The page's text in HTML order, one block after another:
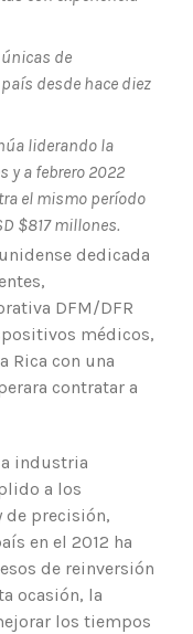
de
desde hace diez
liderando la
y a febrero 2022
el mismo período
$817 millones.
dedicada
DFM/DFR
médicos,
Rica con una
contratar a
industria
a los
precisión,
en el 2012 ha
de reinversión
ocasión, la
los tiempos